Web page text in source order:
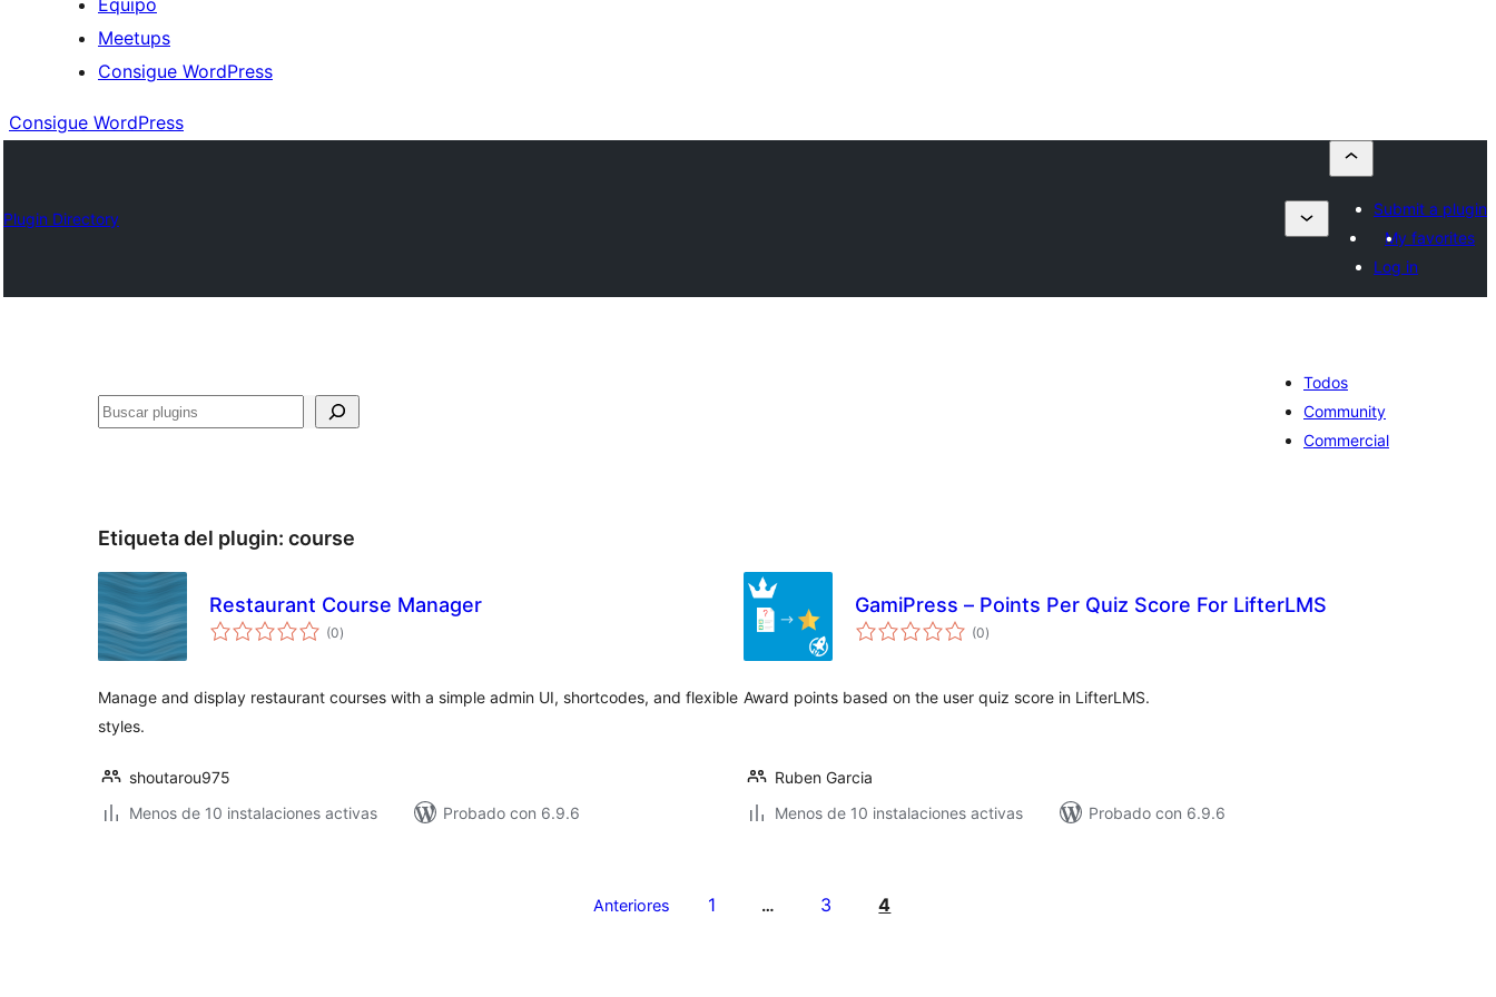
Equipo
Meetups
Consigue WordPress
Consigue WordPress
Plugin Directory
Submit a plugin
My favorites
Log in
Buscar
Todos
Community
Commercial
Etiqueta del plugin: course
Restaurant Course Manager
(0total
de
)
Manage and display restaurant courses with a simple admin UI, shortcodes, and flexible
styles.
shoutarou975
Menos de 10 instalaciones activas
Probado con 6.9.6
GamiPress – Points Per Quiz Score For LifterLMS
(0total
de
)
Award points based on the user quiz score in LifterLMS.
Ruben Garcia
Menos de 10 instalaciones activas
Probado con 6.9.6
Anteriores 1 … 3 4